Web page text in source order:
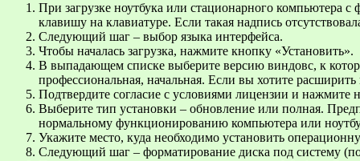
При загрузке ноутбука или стационарного компьютера
клавишу на клавиатуре. Если такая надпись
Следующий шаг – выбор языка интерфейса.
Чтобы началась загрузка, нажмите кнопку «Установить».
В выпадающем списке выберите версию виндовс, к
профессиональная, начальная. Если вы хотите
Подтвердите согласие с условиями лицензии и нажмите
Выберите тип установки – обновление или полная.
нормальному функционированию компьютера или
Укажите место, куда необходимо установить
Следующий шаг – форматирование диска под систему